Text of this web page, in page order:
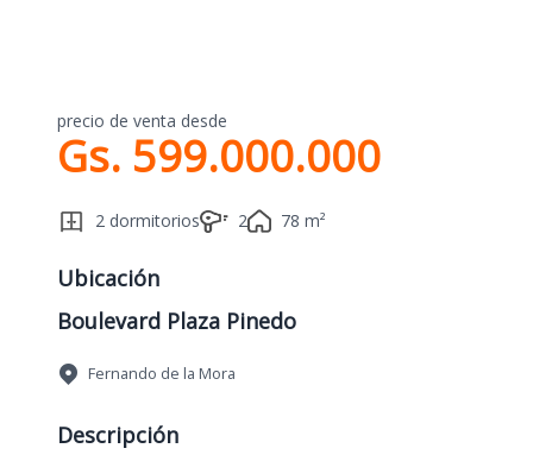
precio de venta desde
Gs. 599.000.000
2 dormitorios 2 78 m²
Ubicación
Boulevard Plaza Pinedo
Fernando de la Mora
Descripción